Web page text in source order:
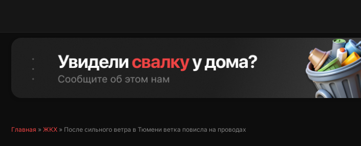
Главная » ЖКХ » После сильного ветра в Тюмени ветка повисла на проводах